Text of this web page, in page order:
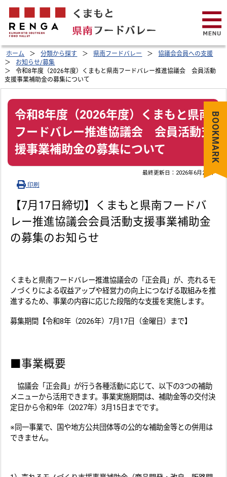
ホーム 分類から探す 県南フードバレー
協議会会員への支援
お知らせ/募集
令和8年度（2026年度）くまもと県南フードバレー推進協議会 会員活動
支援事業補助金の募集について
令和8年度（2026年度）くまもと県南
フードバレー推進協議会 会員活動支
援事業補助金の募集について
最終更新日： 2026年6月24日
印刷
【7月17日締切】くまもと県南フードバ
レー推進協議会会員活動支援事業補助金
の募集のお知らせ
くまもと県南フードバレー推進協議会の「正会員」が、売れるモ
ノづくりによる収益アップや経営力の向上につなげる取組みを推
進するため、事業の内容に応じた段階的な支援を実施します。
募集期間【令和8年（2026年）7月17日（金曜日）まで】
■事業概要
協議会「正会員」が行う各種活動に応じて、以下の3つの補助
メニューから活用できます。事業実施期間は、補助金等の交付決
定日から令和9年（2027年）3月15日までです。
※同一事業で、国や地方公共団体等の公的な補助金等との併用は
できません。
BOOKMARK